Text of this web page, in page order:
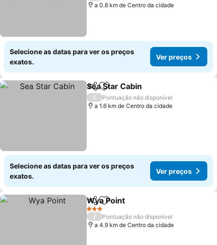
a 0.8 km de Centro da cidade
Selecione as datas para ver os preços
exatos.
Ver preços
PartilharAdicionar aos favoritos
Sea Star Cabin
/
Pontuação não disponível
a 1.6 km de Centro da cidade
Selecione as datas para ver os preços
exatos.
Ver preços
PartilharAdicionar aos favoritos
Wya Point
3 Estrelas
/
Pontuação não disponível
a 4.9 km de Centro da cidade